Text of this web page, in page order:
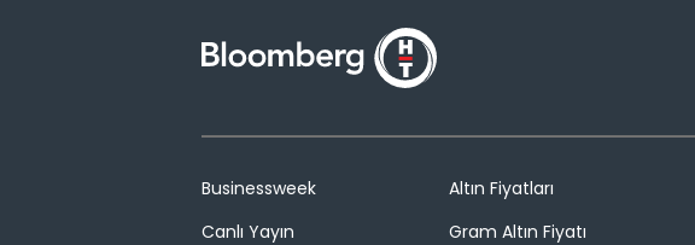
Businessweek
Canlı Yayın
Altın Fiyatları
Gram Altın Fiyatı